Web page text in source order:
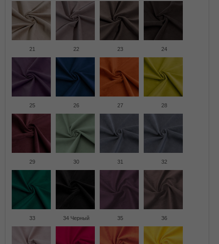
21 22 23 24
25 26 27 28
29 30 31 32
33 34 Черный 35 36